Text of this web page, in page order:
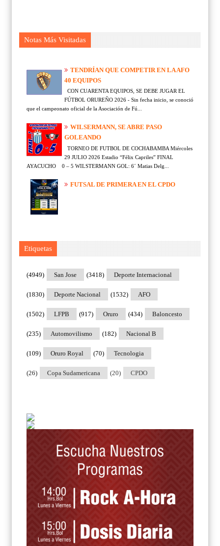
Notas Más Visitadas
TENDRÍAN QUE COMPETIR EN LA AFO
40 EQUIPOS
CON CUARENTA EQUIPOS, SE DEBE JUGAR EL
FÚTBOL ORUREÑO 2026 - Sin fecha inicio, se conoció
que el campeonato oficial de la Asociación de Fú...
WILSERMANN, SE ABRE PASO
GOLEANDO
TORNEO DE FUTBOL DE COCHABAMBA Miércoles
29 JULIO 2026 Estadio “Félix Capriles” FINAL
AYACUCHO 0 – 5 WILSTERMANN GOL: 6´ Matias Delg...
FUTSAL DE PRIMERA EN EL CPDO
Etiquetas
San Jose
(4949) Deporte Internacional
(3418)
Deporte Nacional
(1830) AFO
(1532)
LFPB
(1502) Oruro
(917) Baloncesto
(434)
Automovilismo
(235) Nacional B
(182)
Oruro Royal
(109) Tecnologia
(70)
Copa Sudamericana
(26) CPDO
(20)